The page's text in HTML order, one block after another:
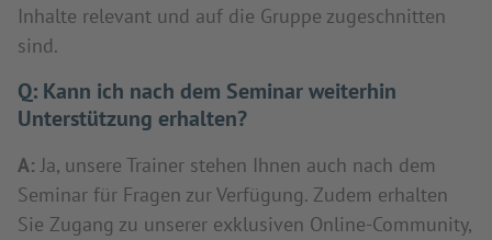
Inhalte relevant und auf die Gruppe zugeschnitten
sind.
Q: Kann ich nach dem Seminar weiterhin
Unterstützung erhalten?
A: Ja, unsere Trainer stehen Ihnen auch nach dem
Seminar für Fragen zur Verfügung. Zudem erhalten
Sie Zugang zu unserer exklusiven Online-Community,